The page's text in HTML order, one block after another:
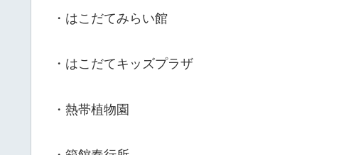
・はこだてみらい館
・はこだてキッズプラザ
・熱帯植物園